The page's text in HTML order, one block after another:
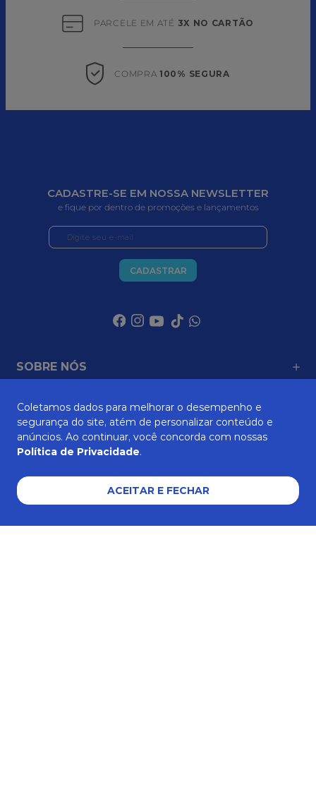
PARCELE EM ATÉ 3X NO CARTÃO
COMPRA 100% SEGURA
CADASTRE-SE EM NOSSA NEWSLETTER
e fique por dentro de promoções e lançamentos
CADASTRAR
SOBRE NÓS
ATENDIMENTO
AJUDA E SUPORTE
Coletamos dados para melhorar o desempenho e
segurança do site, atém de personalizar conteúdo e
anúncios. Ao continuar, você concorda com nossas
Política de Privacidade.
ACEITAR E FECHAR